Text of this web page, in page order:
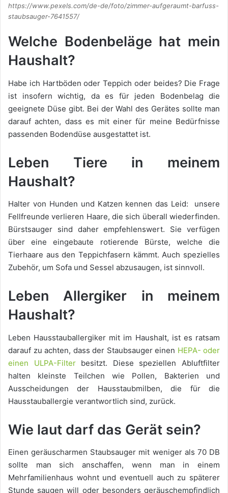
https://www.pexels.com/de-de/foto/zimmer-aufgeraumt-barfuss-
staubsauger-7641557/
Welche Bodenbeläge hat mein
Haushalt?
Habe ich Hartböden oder Teppich oder beides? Die Frage
ist insofern wichtig, da es für jeden Bodenbelag die
geeignete Düse gibt. Bei der Wahl des Gerätes sollte man
darauf achten, dass es mit einer für meine Bedürfnisse
passenden Bodendüse ausgestattet ist.
Leben Tiere in meinem
Haushalt?
Halter von Hunden und Katzen kennen das Leid: unsere
Fellfreunde verlieren Haare, die sich überall wiederfinden.
Bürstsauger sind daher empfehlenswert. Sie verfügen
über eine eingebaute rotierende Bürste, welche die
Tierhaare aus den Teppichfasern kämmt. Auch spezielles
Zubehör, um Sofa und Sessel abzusaugen, ist sinnvoll.
Leben Allergiker in meinem
Haushalt?
Leben Hausstauballergiker mit im Haushalt, ist es ratsam
darauf zu achten, dass der Staubsauger einen HEPA- oder
einen ULPA-Filterbesitzt. Diese speziellen Abluftfilter
halten kleinste Teilchen wie Pollen, Bakterien und
Ausscheidungen der Hausstaubmilben, die für die
Hausstauballergie verantwortlich sind, zurück.
Wie laut darf das Gerät sein?
Einen geräuscharmen Staubsauger mit weniger als 70 DB
sollte man sich anschaffen, wenn man in einem
Mehrfamilienhaus wohnt und eventuell auch zu späterer
Stunde saugen will oder besonders geräuschempfindlich